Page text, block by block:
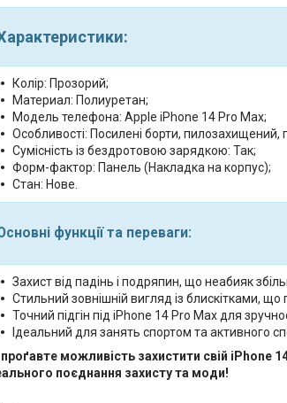
Колір: Прозорий;
Материал: Полиуретан;
Модель телефона: Apple iPhone 14 Pro Max;
Особливості: Посилені борти,
Сумісність із бездротовою зарядкою: Так;
Форм-фактор: Панель (Накладка на корпус);
Стан: Нове.
функції та переваги:
Захист від падінь і подряпин, що неабияк
Стильний зовнішній вигляд із блискітками, що
Точний підгін під iPhone 14 Pro Max для
Ідеальний для занять спортом та активного
проґавте можливість захистити свій
поєднання захисту та моди!